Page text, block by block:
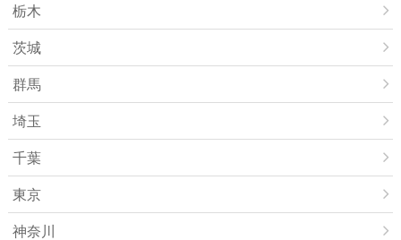
栃木
茨城
群馬
埼玉
千葉
東京
神奈川